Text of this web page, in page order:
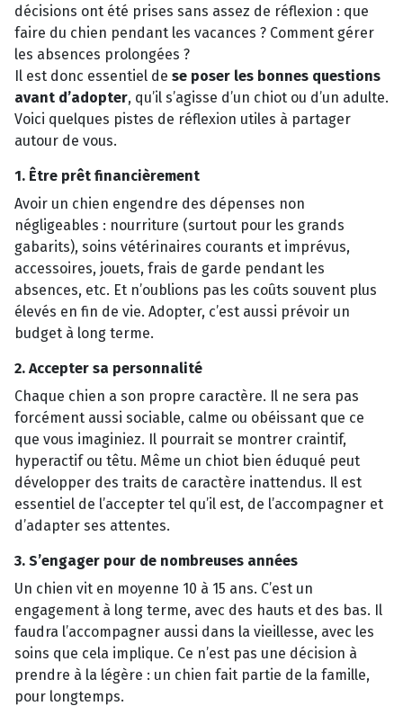
décisions ont été prises sans assez de réflexion : que
faire du chien pendant les vacances ? Comment gérer
les absences prolongées ?
Il est donc essentiel de se poser les bonnes questions
avant d’adopter, qu’il s’agisse d’un chiot ou d’un adulte.
Voici quelques pistes de réflexion utiles à partager
autour de vous.
1. Être prêt financièrement
Avoir un chien engendre des dépenses non
négligeables : nourriture (surtout pour les grands
gabarits), soins vétérinaires courants et imprévus,
accessoires, jouets, frais de garde pendant les
absences, etc. Et n’oublions pas les coûts souvent plus
élevés en fin de vie. Adopter, c’est aussi prévoir un
budget à long terme.
2. Accepter sa personnalité
Chaque chien a son propre caractère. Il ne sera pas
forcément aussi sociable, calme ou obéissant que ce
que vous imaginiez. Il pourrait se montrer craintif,
hyperactif ou têtu. Même un chiot bien éduqué peut
développer des traits de caractère inattendus. Il est
essentiel de l’accepter tel qu’il est, de l’accompagner et
d’adapter ses attentes.
3. S’engager pour de nombreuses années
Un chien vit en moyenne 10 à 15 ans. C’est un
engagement à long terme, avec des hauts et des bas. Il
faudra l’accompagner aussi dans la vieillesse, avec les
soins que cela implique. Ce n’est pas une décision à
prendre à la légère : un chien fait partie de la famille,
pour longtemps.